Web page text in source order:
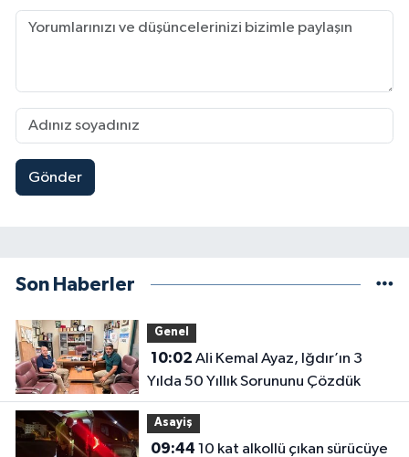
Gönder
Son Haberler
Genel
10:02
Yılda 50 Yıllık Sorununu Çözdük
Asayiş
09:44